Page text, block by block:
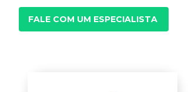
FALE COM UM ESPECIALISTA